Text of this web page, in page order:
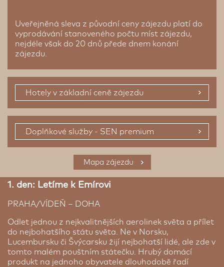
Uveřejněná sleva z původní ceny zájezdu platí do
vyprodávání stanoveného počtu míst zájezdu,
nejdéle však do 20 dnů přede dnem konání
zájezdu.
Hotely v základní ceně zájezdu
Doha – Mercure Grand Hotel ★★★★
Doha | 2 noci
Doplňkové služby - SEN premium
Fakultativní výlety
Mapa zájezdu
1. den: Letíme k Emírovi
PRAHA/VÍDEŇ – DOHA
Odlet jednou z nejkvalitnějších aerolinek světa a přílet
do nejbohatšího státu světa. Ne v Norsku,
Lucembursku či Švýcarsku žijí nejbohatší lidé, ale zde v
tomto malém pouštním státečku. Hrubý domácí
produkt na jednoho obyvatele dlouhodobě řadí